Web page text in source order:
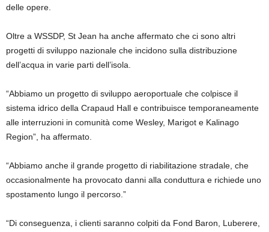
delle opere.
Oltre a WSSDP, St Jean ha anche affermato che ci sono altri
progetti di sviluppo nazionale che incidono sulla distribuzione
dell’acqua in varie parti dell’isola.
“Abbiamo un progetto di sviluppo aeroportuale che colpisce il
sistema idrico della Crapaud Hall e contribuisce temporaneamente
alle interruzioni in comunità come Wesley, Marigot e Kalinago
Region”, ha affermato.
“Abbiamo anche il grande progetto di riabilitazione stradale, che
occasionalmente ha provocato danni alla conduttura e richiede uno
spostamento lungo il percorso.”
“Di conseguenza, i clienti saranno colpiti da Fond Baron, Luberere,